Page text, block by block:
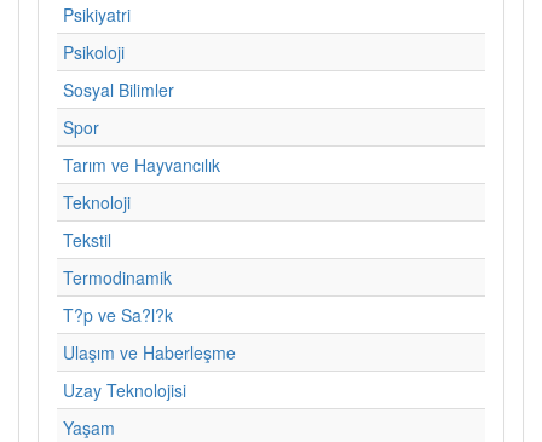
Psikiyatri
Psikoloji
Sosyal Bilimler
Spor
Tarım ve Hayvancılık
Teknoloji
Tekstil
Termodinamik
T?p ve Sa?l?k
Ulaşım ve Haberleşme
Uzay Teknolojisi
Yaşam